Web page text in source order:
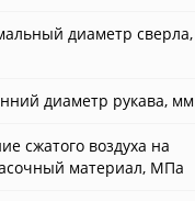
диаметр сверла,
диаметр рукава, мм
сжатого воздуха на
материал, МПа